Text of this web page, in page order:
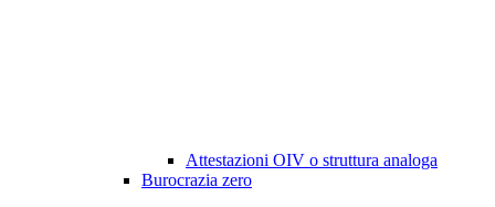
Attestazioni OIV o struttura analoga
Burocrazia zero